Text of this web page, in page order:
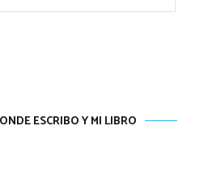
ESCRIBO Y MI LIBRO